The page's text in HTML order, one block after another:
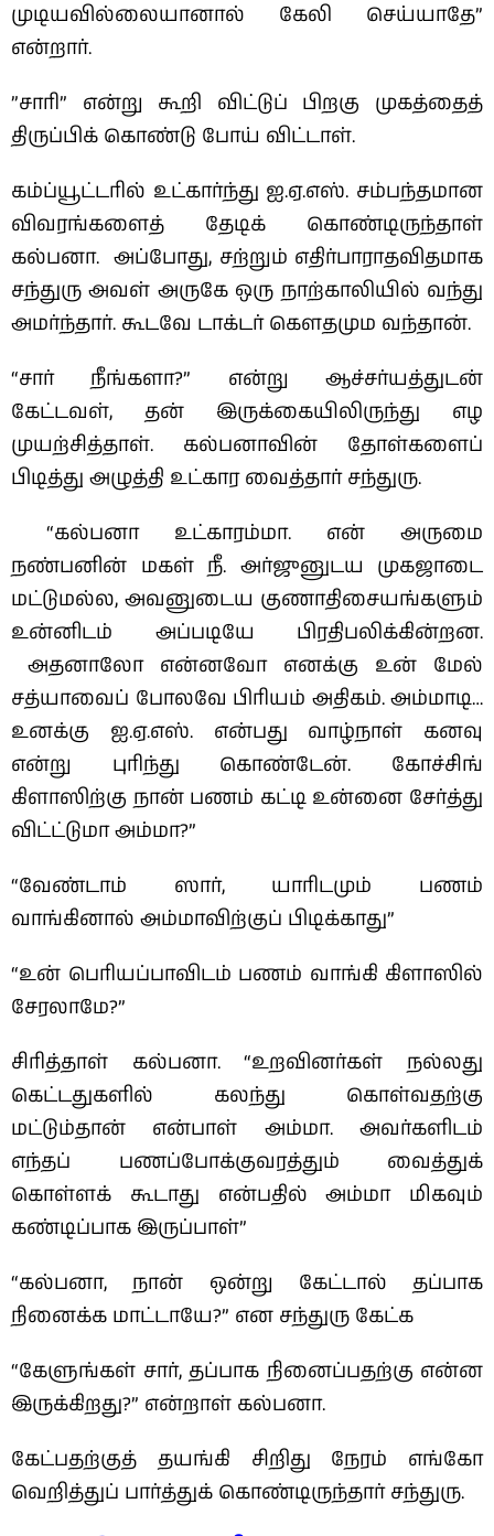
முடியவில்லையானால் கேலி செய்யாதே”
என்றார்.
”சாரி” என்று கூறி விட்டுப் பிறகு முகத்தைத்
திருப்பிக் கொண்டு போய் விட்டாள்.
கம்ப்யூட்டரில் உட்கார்ந்து ஐ.ஏ.எஸ். சம்பந்தமான
விவரங்களைத் தேடிக் கொண்டிருந்தாள்
கல்பனா. அப்போது, சற்றும் எதிர்பாராதவிதமாக
சந்துரு அவள் அருகே ஒரு நாற்காலியில் வந்து
அமர்ந்தார். கூடவே டாக்டர் கௌதமும வந்தான்.
“சார் நீங்களா?” என்று ஆச்சர்யத்துடன்
கேட்டவள், தன் இருக்கையிலிருந்து எழ
முயற்சித்தாள். கல்பனாவின் தோள்களைப்
பிடித்து அழுத்தி உட்கார வைத்தார் சந்துரு.
“கல்பனா உட்காரம்மா. என் அருமை
நண்பனின் மகள் நீ. அர்ஜுனுடய முகஜாடை
மட்டுமல்ல, அவனுடைய குணாதிசையங்களும்
உன்னிடம் அப்படியே பிரதிபலிக்கின்றன.
அதனாலோ என்னவோ எனக்கு உன் மேல்
சத்யாவைப் போலவே பிரியம் அதிகம். அம்மாடி…
உனக்கு ஐ.ஏ.எஸ். என்பது வாழ்நாள் கனவு
என்று புரிந்து கொண்டேன். கோச்சிங்
கிளாஸிற்கு நான் பணம் கட்டி உன்னை சேர்த்து
விட்ட்டுமா அம்மா?”
“வேண்டாம் ஸார், யாரிடமும் பணம்
வாங்கினால் அம்மாவிற்குப் பிடிக்காது”
“உன் பெரியப்பாவிடம் பணம் வாங்கி கிளாஸில்
சேரலாமே?”
சிரித்தாள் கல்பனா. “உறவினர்கள் நல்லது
கெட்டதுகளில் கலந்து கொள்வதற்கு
மட்டும்தான் என்பாள் அம்மா. அவர்களிடம்
எந்தப் பணப்போக்குவரத்தும் வைத்துக்
கொள்ளக் கூடாது என்பதில் அம்மா மிகவும்
கண்டிப்பாக இருப்பாள்”
“கல்பனா, நான் ஒன்று கேட்டால் தப்பாக
நினைக்க மாட்டாயே?” என சந்துரு கேட்க
“கேளுங்கள் சார், தப்பாக நினைப்பதற்கு என்ன
இருக்கிறது?” என்றாள் கல்பனா.
கேட்பதற்குத் தயங்கி சிறிது நேரம் எங்கோ
வெறித்துப் பார்த்துக் கொண்டிருந்தார் சந்துரு.